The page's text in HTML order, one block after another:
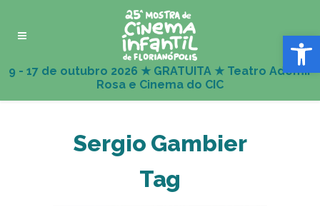
Abrir
Sergio Gambier
Tag